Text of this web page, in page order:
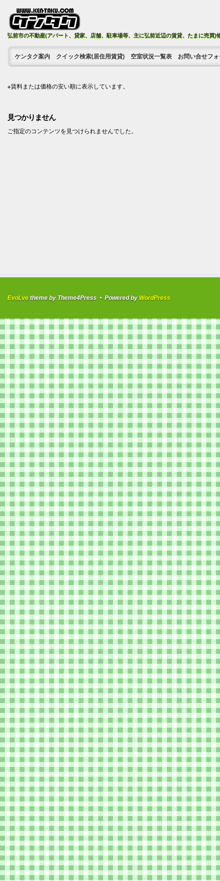
弘前市の不動産(アパート、貸家、店舗、駐車場等、主に弘前近辺の賃貸、たまに売買)
ケンタク案内 クイック検索(居住用賃貸) 空室状況一覧表 お問い合せフ
※賃料または価格の安い順に表示しています。
見つかりません
ご指定のコンテンツを見つけられませんでした。
EvoLve theme by Theme4Press • Powered by WordPress